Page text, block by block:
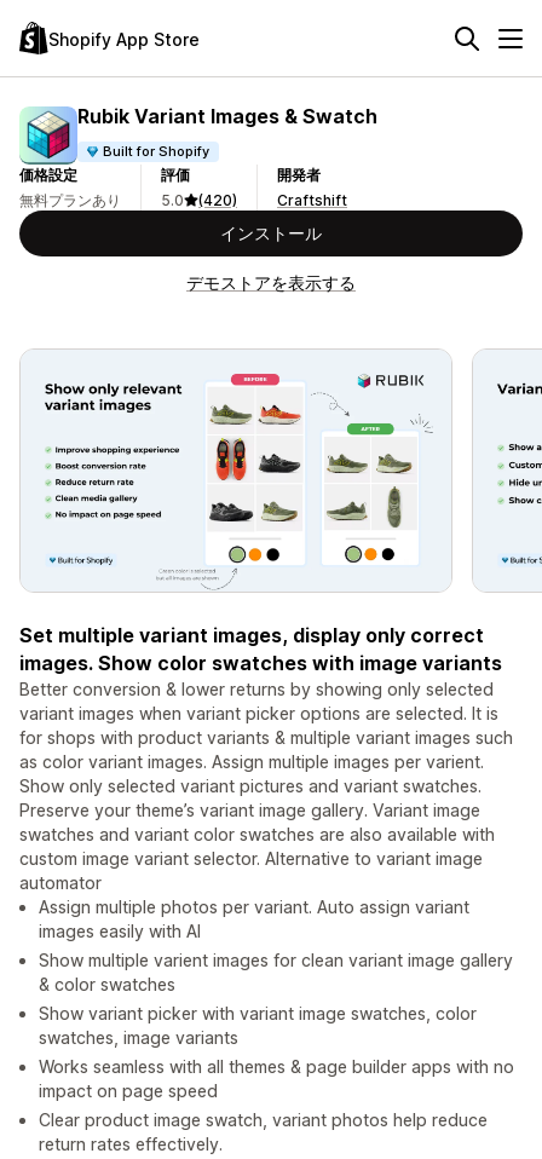
Shopify App Store
Rubik Variant Images & Swatch
Built for Shopify
価格設定
無料プランあり
評価
5.0
(420)
開発者
Craftshift
インストール
デモストアを表示する
Set multiple variant images, display only correct
images. Show color swatches with image variants
Better conversion & lower returns by showing only selected
variant images when variant picker options are selected. It is
for shops with product variants & multiple variant images such
as color variant images. Assign multiple images per varient.
Show only selected variant pictures and variant swatches.
Preserve your theme’s variant image gallery. Variant image
swatches and variant color swatches are also available with
custom image variant selector. Alternative to variant image
automator
Assign multiple photos per variant. Auto assign variant
images easily with AI
Show multiple varient images for clean variant image gallery
& color swatches
Show variant picker with variant image swatches, color
swatches, image variants
Works seamless with all themes & page builder apps with no
impact on page speed
Clear product image swatch, variant photos help reduce
return rates effectively.